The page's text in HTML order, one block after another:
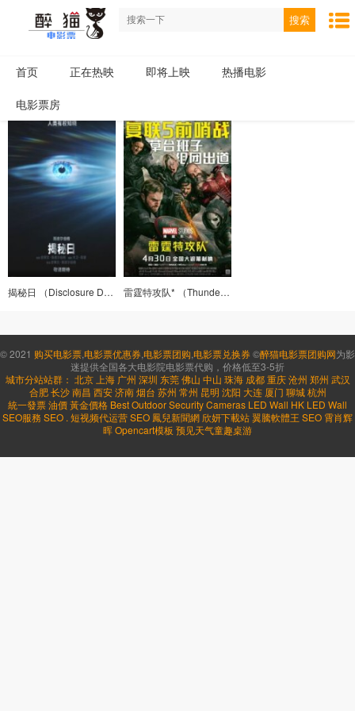
搜索
首页 正在热映 即将上映 热播电影
电影票房
揭秘日 （Disclosure Day） 雷霆特攻队* （Thunderbolts*）
© 2021 购买电影票 电影票优惠券 电影票团购 电影票兑换券©醉猫电影票团购网为影
迷提供全国各大电影院电影票代购，价格低至3-5折
城市分站站群： 北京 上海 广州 深圳 东莞 佛山 中山 珠海 成都 重庆 沧州 郑州 武汉
合肥 长沙 南昌 西安 济南 烟台 苏州 常州 昆明 沈阳 大连 厦门 聊城 杭州
統一發票油價黃金價格 Best Outdoor Security Cameras LED Wall HK LED Wall
SEO服務 SEO . 短视频代运营SEO 鳳兒新聞網 欣妍下載站翼騰軟體王 SEO 霄肖辉
晖Opencart模板 预见天气童趣桌游